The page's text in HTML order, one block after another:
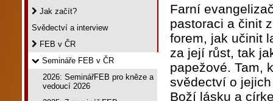
Jak začít?
Svědectví a interview
FEB v ČR
Semináře FEB v ČR
2026: SeminářFEB pro kněze a
vedoucí 2026
Farní
pastoraci a činit
forem, jak učinit
za její růst, tak
papežové. Tam,
svědectví o
Boží lásku a